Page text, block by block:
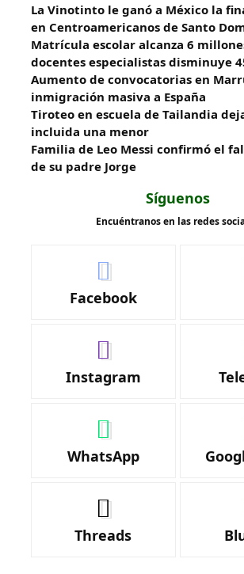
La Vinotinto le ganó a México la
en Centroamericanos de Santo
Matrícula escolar alcanza 6
docentes especialistas disminuye
Aumento de convocatorias en
inmigración masiva a España
Tiroteo en escuela de Tailandia
incluida una menor
Familia de Leo Messi confirmó el
de su padre Jorge
Síguenos
Encuéntranos en las redes
Facebook
Instagram
WhatsApp
Threads